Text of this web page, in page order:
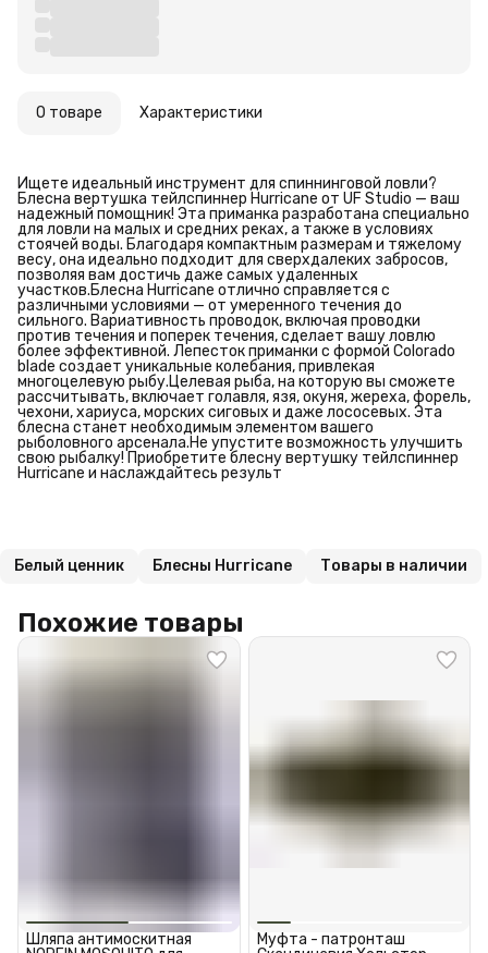
О товаре Характеристики
Ищете идеальный инструмент для спиннинговой ловли?
Блесна вертушка тейлспиннер Hurricane от UF Studio — ваш
надежный помощник! Эта приманка разработана специально
для ловли на малых и средних реках, а также в условиях
стоячей воды. Благодаря компактным размерам и тяжелому
весу, она идеально подходит для сверхдалеких забросов,
позволяя вам достичь даже самых удаленных
участков.Блесна Hurricane отлично справляется с
различными условиями — от умеренного течения до
сильного. Вариативность проводок, включая проводки
против течения и поперек течения, сделает вашу ловлю
более эффективной. Лепесток приманки с формой Colorado
blade создает уникальные колебания, привлекая
многоцелевую рыбу.Целевая рыба, на которую вы сможете
рассчитывать, включает голавля, язя, окуня, жереха, форель,
чехони, хариуса, морских сиговых и даже лососевых. Эта
блесна станет необходимым элементом вашего
рыболовного арсенала.Не упустите возможность улучшить
свою рыбалку! Приобретите блесну вертушку тейлспиннер
Hurricane и наслаждайтесь результ
Белый ценник Блесны Hurricane Товары в наличии
Похожие товары
Шляпа антимоскитная
Муфта - патронташ